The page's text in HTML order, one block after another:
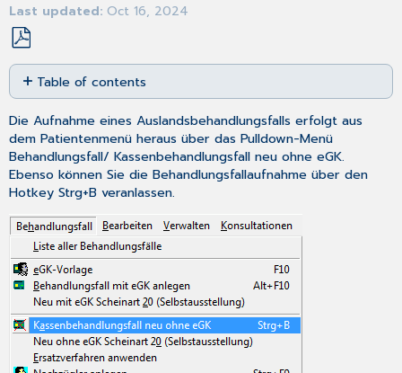
Last updated Oct 16, 2024
Save
as
PDF
Table of contents
der
Krankenkasse
Behandlungsfalldaten
erfassen
Anlage
eines
Auslandsbehandlungsfalles
ohne
Schein-
Vorlage
Die Aufnahme eines Auslandsbehandlungsfalls erfolgt aus
dem Patientenmenü heraus über das Pulldown-Menü
Behandlungsfall/Kassenbehandlungsfall neu ohne eGK.
Ebenso können Sie die Behandlungsfallaufnahme über den
HotkeyStrg+B veranlassen.